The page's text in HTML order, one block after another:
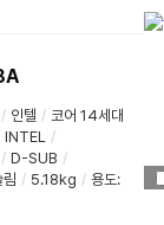
/ 인텔 / 코어 14세대
INTEL /
/ D-SUB /
림 / 5.18kg / 용도: